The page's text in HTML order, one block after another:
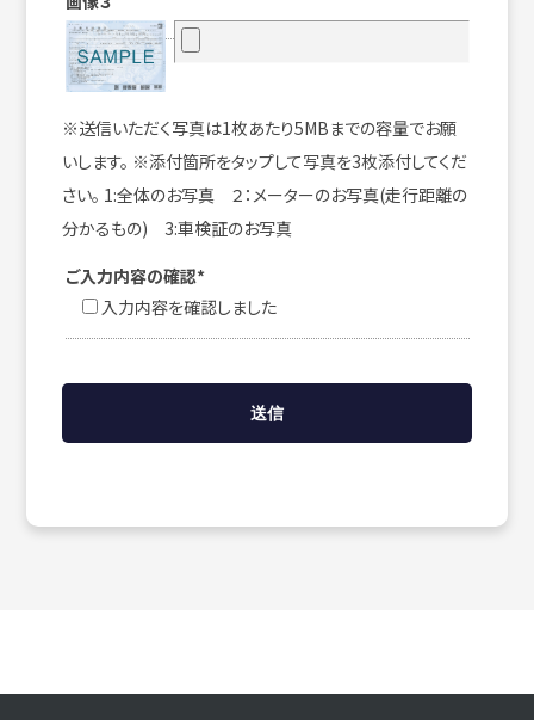
※送信いただく写真は1枚あたり5MBまでの容量でお願
いします。 ※添付箇所をタップして写真を3枚添付してくだ
さい。 1:全体のお写真 ２：メーターのお写真(走行距離の
分かるもの) 3:車検証のお写真
ご入力内容の確認*
入力内容を確認しました